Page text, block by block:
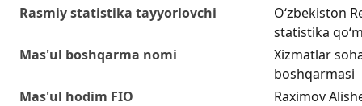
Rasmiy statistika tayyorlovchi
O‘zbekiston
statistika
Mas'ul boshqarma nomi
Xizmatlar
boshqarmasi
Mas'ul hodim FIO
Raximov